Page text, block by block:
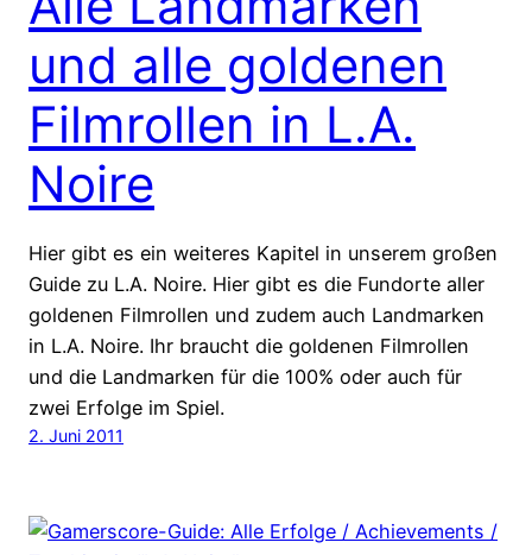
und alle goldenen
Filmrollen in L.A.
Noire
Hier gibt es ein weiteres Kapitel in unserem großen
Guide zu L.A. Noire. Hier gibt es die Fundorte aller
goldenen Filmrollen und zudem auch Landmarken
in L.A. Noire. Ihr braucht die goldenen Filmrollen
und die Landmarken für die 100% oder auch für
zwei Erfolge im Spiel.
2. Juni 2011